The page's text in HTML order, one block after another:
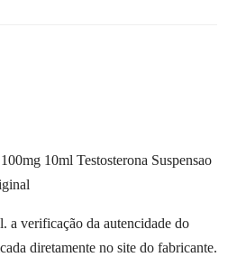
10ml Testosterona Suspensao
a verificação da autencidade do
diretamente no site do fabricante.